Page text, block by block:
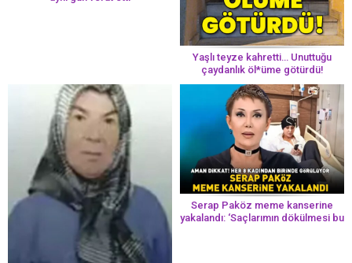
Yaşlı teyze kahretti… Unuttuğu
çaydanlık öl*üme götürdü!
Serap Paköz meme kanserine
yakalandı: ‘Saçlarımın dökülmesi bu